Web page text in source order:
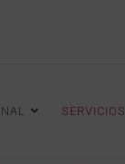
SERVICIOS